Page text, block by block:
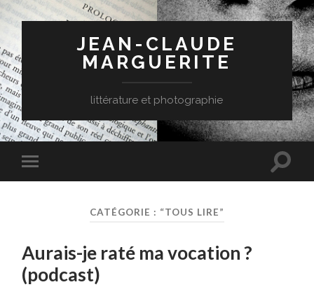
JEAN-CLAUDE
MARGUERITE
littérature et photographie
Toggle
mobile
Toggle
CATÉGORIE : “TOUS LIRE”
Aurais-je raté ma vocation ?
(podcast)